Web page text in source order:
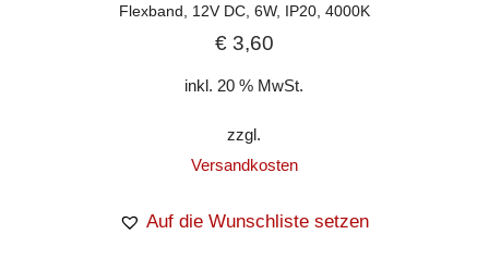
Flexband, 12V DC, 6W, IP20, 4000K
€3,60
inkl. 20 % MwSt.
zzgl.
Versandkosten
Auf die Wunschliste setzen